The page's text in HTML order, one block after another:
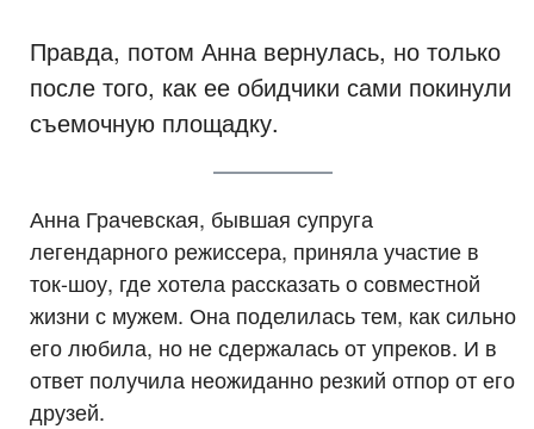
Правда, потом Анна вернулась, но только
после того, как ее обидчики сами покинули
съемочную площадку.
Анна Грачевская, бывшая супруга
легендарного режиссера, приняла участие в
ток-шоу, где хотела рассказать о совместной
жизни с мужем. Она поделилась тем, как сильно
его любила, но не сдержалась от упреков. И в
ответ получила неожиданно резкий отпор от его
друзей.